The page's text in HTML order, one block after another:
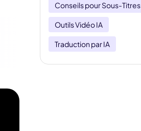
Conseils pour Sous-Titres
Outils Vidéo IA
Traduction par IA